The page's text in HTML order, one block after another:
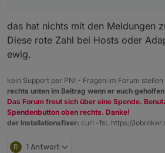
das hat nichts mit den Meldungen
Diese rote Zahl bei Hosts oder
ewig.
kein Support per PN! - Fragen im Forum stellen
rechts unten im Beitrag wenn er euch
Das Forum freut sich über eine Spende.
Spendenbutton oben rechts. Danke!
der Installationsfixer: curl -fsL https://
R 1 Antwort